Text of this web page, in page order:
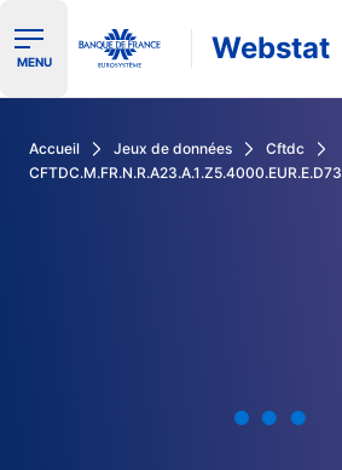
Ouvrir le menu de navigation
MENU Webstat
Accueil Jeux de données
Cftdc
CFTDC.M.FR.N.R.A23.A.1.Z5.4000.EUR.E.D73